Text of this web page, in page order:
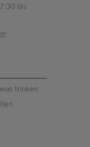
bis
trinken